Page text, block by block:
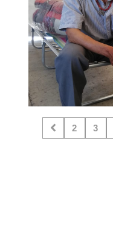
2 3